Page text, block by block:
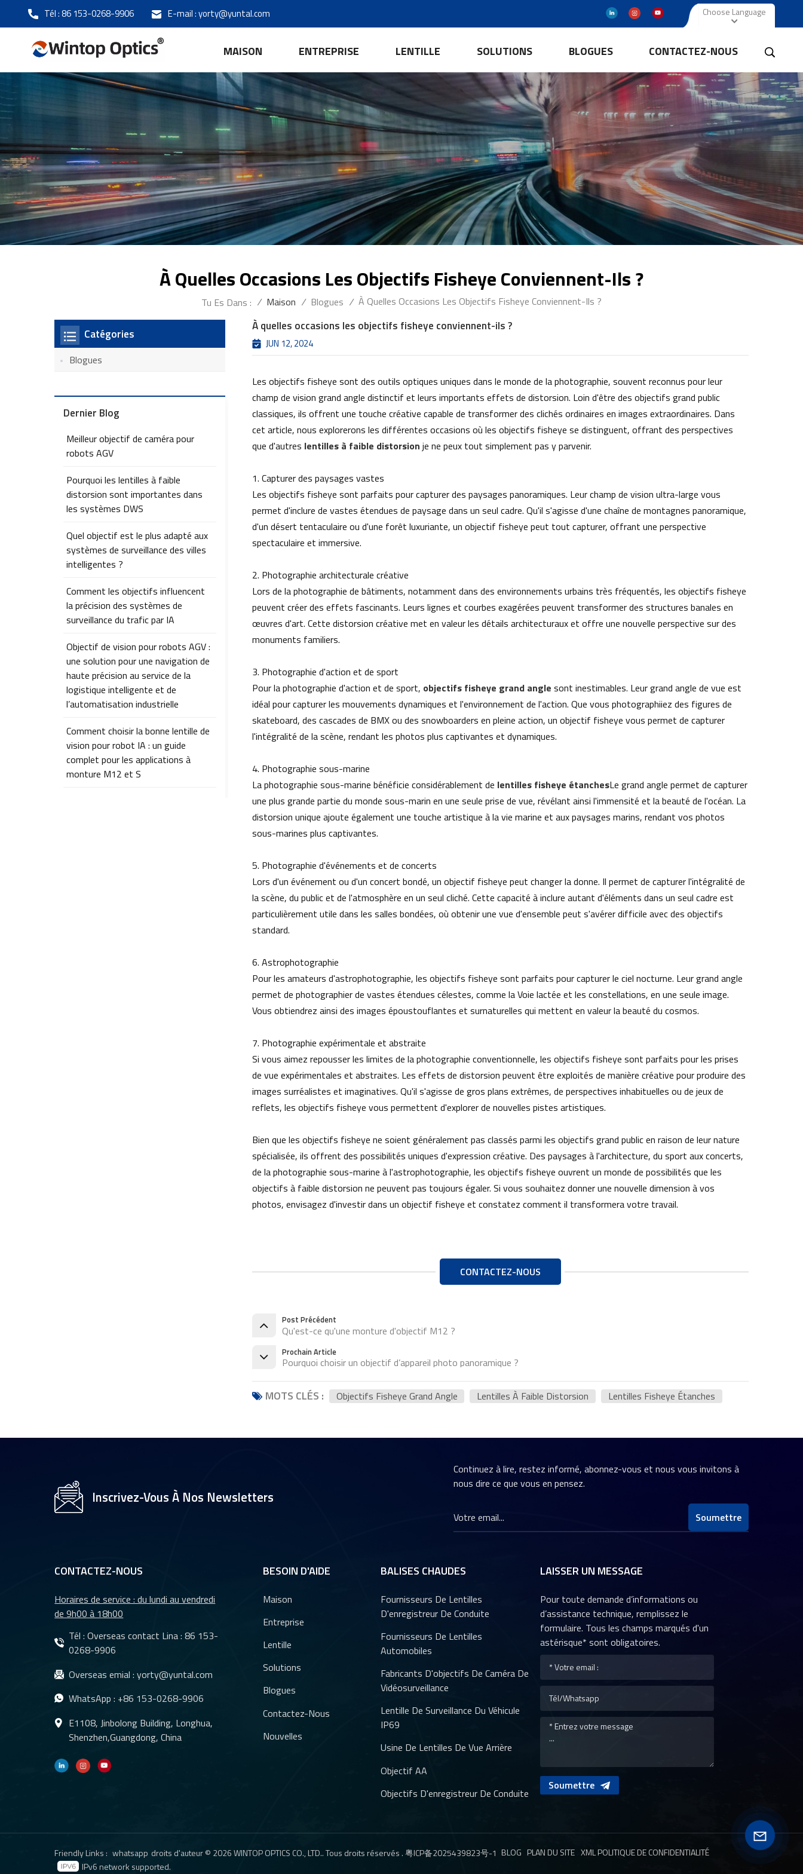
Tél :86 153-0268-9906 E-mail :yorty@yuntal.com Choose Language
MAISON ENTREPRISE LENTILLE SOLUTIONS BLOGUES CONTACTEZ-NOUS
À Quelles Occasions Les Objectifs Fisheye Conviennent-Ils ?
Tu Es Dans : / Maison / Blogues / À Quelles Occasions Les Objectifs Fisheye Conviennent-Ils ?
À quelles occasions les objectifs fisheye conviennent-ils ?
JUN 12, 2024
Les objectifs fisheye sont des outils optiques uniques dans le monde de la photographie, souvent reconnus pour leur
champ de vision grand angle distinctif et leurs importants effets de distorsion. Loin d'être des objectifs grand public
classiques, ils offrent une touche créative capable de transformer des clichés ordinaires en images extraordinaires. Dans
cet article, nous explorerons les différentes occasions où les objectifs fisheye se distinguent, offrant des perspectives
que d'autres lentilles à faible distorsion je ne peux tout simplement pas y parvenir.
1. Capturer des paysages vastes
Les objectifs fisheye sont parfaits pour capturer des paysages panoramiques. Leur champ de vision ultra-large vous
permet d'inclure de vastes étendues de paysage dans un seul cadre. Qu'il s'agisse d'une chaîne de montagnes panoramique,
d'un désert tentaculaire ou d'une forêt luxuriante, un objectif fisheye peut tout capturer, offrant une perspective
spectaculaire et immersive.
2. Photographie architecturale créative
Lors de la photographie de bâtiments, notamment dans des environnements urbains très fréquentés, les objectifs fisheye
peuvent créer des effets fascinants. Leurs lignes et courbes exagérées peuvent transformer des structures banales en
œuvres d'art. Cette distorsion créative met en valeur les détails architecturaux et offre une nouvelle perspective sur des
monuments familiers.
3. Photographie d'action et de sport
Pour la photographie d'action et de sport, objectifs fisheye grand angle sont inestimables. Leur grand angle de vue est
idéal pour capturer les mouvements dynamiques et l'environnement de l'action. Que vous photographiiez des figures de
skateboard, des cascades de BMX ou des snowboarders en pleine action, un objectif fisheye vous permet de capturer
l'intégralité de la scène, rendant les photos plus captivantes et dynamiques.
4. Photographie sous-marine
La photographie sous-marine bénéficie considérablement de lentilles fisheye étanchesLe grand angle permet de capturer
une plus grande partie du monde sous-marin en une seule prise de vue, révélant ainsi l'immensité et la beauté de l'océan. La
distorsion unique ajoute également une touche artistique à la vie marine et aux paysages marins, rendant vos photos
sous-marines plus captivantes.
5. Photographie d'événements et de concerts
Lors d'un événement ou d'un concert bondé, un objectif fisheye peut changer la donne. Il permet de capturer l'intégralité de
la scène, du public et de l'atmosphère en un seul cliché. Cette capacité à inclure autant d'éléments dans un seul cadre est
particulièrement utile dans les salles bondées, où obtenir une vue d'ensemble peut s'avérer difficile avec des objectifs
standard.
6. Astrophotographie
Pour les amateurs d'astrophotographie, les objectifs fisheye sont parfaits pour capturer le ciel nocturne. Leur grand angle
permet de photographier de vastes étendues célestes, comme la Voie lactée et les constellations, en une seule image.
Vous obtiendrez ainsi des images époustouflantes et surnaturelles qui mettent en valeur la beauté du cosmos.
7. Photographie expérimentale et abstraite
Si vous aimez repousser les limites de la photographie conventionnelle, les objectifs fisheye sont parfaits pour les prises
de vue expérimentales et abstraites. Les effets de distorsion peuvent être exploités de manière créative pour produire des
images surréalistes et imaginatives. Qu'il s'agisse de gros plans extrêmes, de perspectives inhabituelles ou de jeux de
reflets, les objectifs fisheye vous permettent d'explorer de nouvelles pistes artistiques.
Bien que les objectifs fisheye ne soient généralement pas classés parmi les objectifs grand public en raison de leur nature
spécialisée, ils offrent des possibilités uniques d'expression créative. Des paysages à l'architecture, du sport aux concerts,
de la photographie sous-marine à l'astrophotographie, les objectifs fisheye ouvrent un monde de possibilités que les
objectifs à faible distorsion ne peuvent pas toujours égaler. Si vous souhaitez donner une nouvelle dimension à vos
photos, envisagez d'investir dans un objectif fisheye et constatez comment il transformera votre travail.
CONTACTEZ-NOUS
Post Précédent
Qu'est-ce qu'une monture d'objectif M12 ?
Prochain Article
Pourquoi choisir un objectif d’appareil photo panoramique ?
MOTS CLÉS : Objectifs Fisheye Grand Angle Lentilles À Faible Distorsion Lentilles Fisheye Étanches
Catégories
Blogues
Dernier Blog
Meilleur objectif de caméra pour
robots AGV
Pourquoi les lentilles à faible
distorsion sont importantes dans
les systèmes DWS
Quel objectif est le plus adapté aux
systèmes de surveillance des villes
intelligentes ?
Comment les objectifs influencent
la précision des systèmes de
surveillance du trafic par IA
Objectif de vision pour robots AGV :
une solution pour une navigation de
haute précision au service de la
logistique intelligente et de
l’automatisation industrielle
Comment choisir la bonne lentille de
vision pour robot IA : un guide
complet pour les applications à
monture M12 et S
Inscrivez-Vous À Nos Newsletters
Continuez à lire, restez informé, abonnez-vous et nous vous invitons à
nous dire ce que vous en pensez.
Soumettre
CONTACTEZ-NOUS
Horaires de service : du lundi au vendredi
de 9h00 à 18h00
Tél : Overseas contact Lina :86 153-
0268-9906
Overseas emial :yorty@yuntal.com
WhatsApp : +86 153-0268-9906
E1108, Jinbolong Building, Longhua,
Shenzhen,Guangdong, China
BESOIN D'AIDE
Maison
Entreprise
Lentille
Solutions
Blogues
Contactez-Nous
Nouvelles
BALISES CHAUDES
Fournisseurs De Lentilles
D'enregistreur De Conduite
Fournisseurs De Lentilles
Automobiles
Fabricants D'objectifs De Caméra De
Vidéosurveillance
Lentille De Surveillance Du Véhicule
IP69
Usine De Lentilles De Vue Arrière
Objectif AA
Objectifs D'enregistreur De Conduite
LAISSER UN MESSAGE
Pour toute demande d’informations ou
d’assistance technique, remplissez le
formulaire. Tous les champs marqués d'un
astérisque* sont obligatoires.
Soumettre
Friendly Links : whatsapp droits d'auteur © 2026 WINTOP OPTICS CO., LTD.. Tous droits réservés .粤ICP备2025439823号-1 BLOG PLAN DU SITE XMLPOLITIQUE DE CONFIDENTIALITÉ
IPv6 network supported.